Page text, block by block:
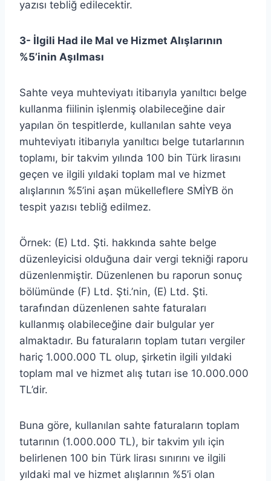
yazısı tebliğ edilecektir.
3- İlgili Had ile Mal ve Hizmet Alışlarının
%5’inin Aşılması
Sahte veya muhteviyatı itibarıyla yanıltıcı belge
kullanma fiilinin işlenmiş olabileceğine dair
yapılan ön tespitlerde, kullanılan sahte veya
muhteviyatı itibarıyla yanıltıcı belge tutarlarının
toplamı, bir takvim yılında 100 bin Türk lirasını
geçen ve ilgili yıldaki toplam mal ve hizmet
alışlarının %5’ini aşan mükelleflere SMİYB ön
tespit yazısı tebliğ edilmez.
Örnek: (E) Ltd. Şti. hakkında sahte belge
düzenleyicisi olduğuna dair vergi tekniği raporu
düzenlenmiştir. Düzenlenen bu raporun sonuç
bölümünde (F) Ltd. Şti.’nin, (E) Ltd. Şti.
tarafından düzenlenen sahte faturaları
kullanmış olabileceğine dair bulgular yer
almaktadır. Bu faturaların toplam tutarı vergiler
hariç 1.000.000 TL olup, şirketin ilgili yıldaki
toplam mal ve hizmet alış tutarı ise 10.000.000
TL’dir.
Buna göre, kullanılan sahte faturaların toplam
tutarının (1.000.000 TL), bir takvim yılı için
belirlenen 100 bin Türk lirası sınırını ve ilgili
yıldaki mal ve hizmet alışlarının %5’i olan